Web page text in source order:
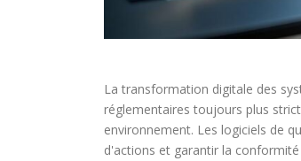
La transformation digitale des
réglementaires toujours plus
environnement. Les logiciels de
d'actions et garantir la